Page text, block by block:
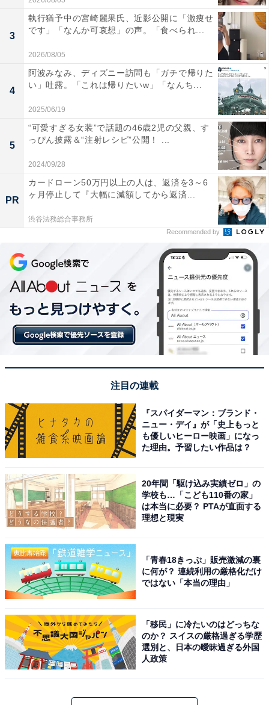
3
執行猶予中の宮崎麗果氏、近影公開に「激痩せ
です」「なんか可哀想」の声。「食べられ...
2026/08/05
4
阿波みなみ、ディズニー訪問も「ガチで帰りた
い」吐露。「これは帰りたいw」「なんち...
2025/06/19
5
“可愛すぎる女装”で話題の46歳2児の父親、す
っぴん披露＆“注射レシピ”公開！ ...
2024/09/28
PR
カードローン50万円以上の人は、返済を3～6
ヶ月停止して『大幅に減額してから返済...
渋谷法務総合事務所
Recommended by
注目の連載
『スパイダーマン：ブランド・
ニュー・デイ』が「史上もっと
も優しいヒーロー映画」になっ
た理由。予習したい作品は？
20年間「駆け込み実績ゼロ」の
学校も…「こども110番の家」
は本当に必要？ PTAが直面する
理想と現実
「青春18きっぷ」販売激減の裏
に何が？ 連続利用の厳格化だけ
ではない「本当の理由」
「移民」に冷たいのはどっちな
のか？ スイスの厳格過ぎる学歴
選別と、日本の曖昧過ぎる外国
人政策